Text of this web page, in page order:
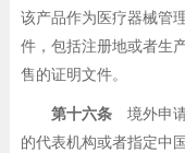
该产品作为医疗器械管
件，包括注册地或者生
售的证明文件。
第十六条境外申请
的代表机构或者指定中